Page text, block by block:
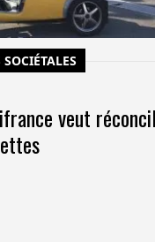
veut